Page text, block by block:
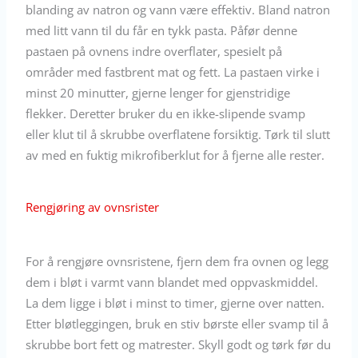
blanding av natron og vann være effektiv. Bland natron
med litt vann til du får en tykk pasta. Påfør denne
pastaen på ovnens indre overflater, spesielt på
områder med fastbrent mat og fett. La pastaen virke i
minst 20 minutter, gjerne lenger for gjenstridige
flekker. Deretter bruker du en ikke-slipende svamp
eller klut til å skrubbe overflatene forsiktig. Tørk til slutt
av med en fuktig mikrofiberklut for å fjerne alle rester.
Rengjøring av ovnsrister
For å rengjøre ovnsristene, fjern dem fra ovnen og legg
dem i bløt i varmt vann blandet med oppvaskmiddel.
La dem ligge i bløt i minst to timer, gjerne over natten.
Etter bløtleggingen, bruk en stiv børste eller svamp til å
skrubbe bort fett og matrester. Skyll godt og tørk før du